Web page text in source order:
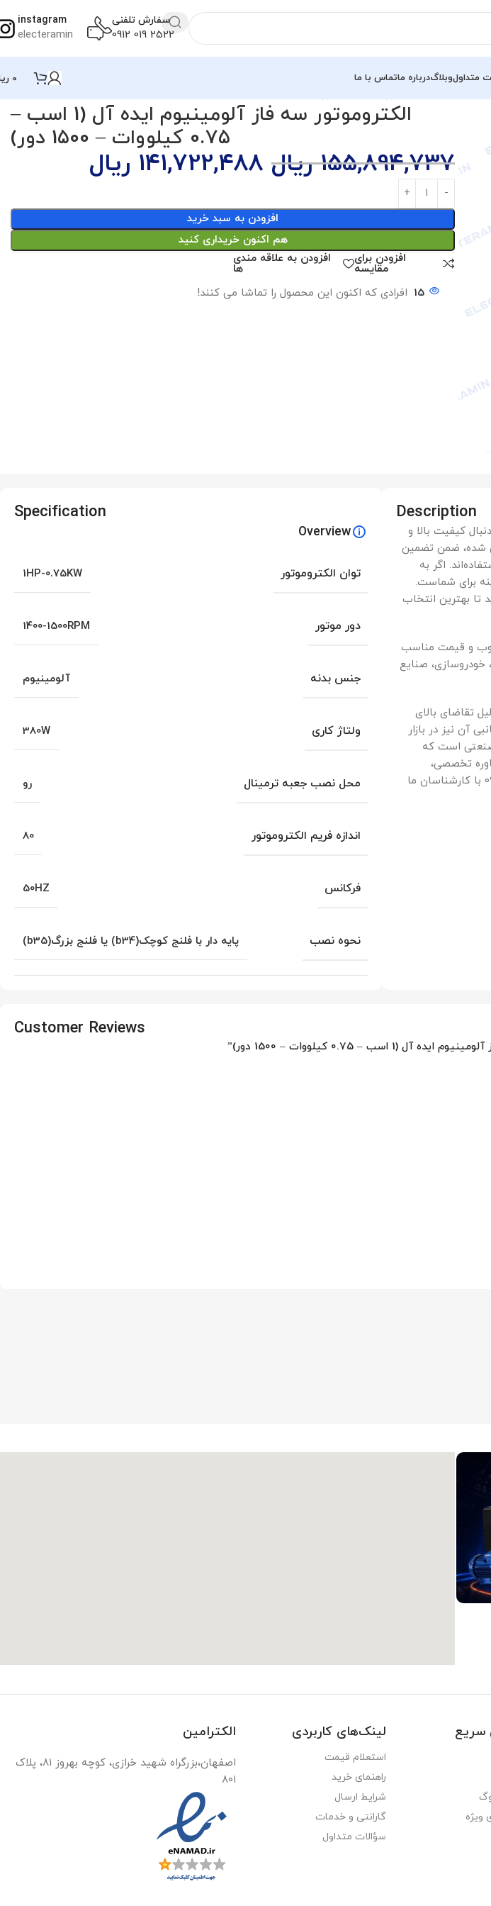
سفارش تلفنی
2522 019 0912
instagram
electeramin
متداولوبلاگدرباره ماتماس با ما 0
الکتروموتور سه فاز آلومینیوم ایده آل (1 اسب –
0.75 کیلووات – 1500 دور)
155,894,737 ریال 141,722,488 ریال
افزودن به سبد خرید
هم اکنون خریداری کنید
افزودن برای
مقایسه
افزودن به علاقه مندی
ها
15 افرادی که اکنون این محصول را تماشا می کنند!
Description
کیفیت بالا و
شده، ضمن تضمین
اگر به
برای شماست.
تا بهترین انتخاب
و قیمت مناسب
خودروسازی، صنایع
تقاضای بالای
آن نیز در بازار
صنعتی است که
تخصصی،
استعلام قیمت دقیق و خرید الکتروموتور ایده آل با شماره تلفن 09138808070 / 09120192522 با کارشناسان ما
Specification
Overview
توان الکتروموتور 1HP-0.75KW
دور موتور 1400-1500RPM
جنس بدنه آلومینیوم
ولتاژ کاری 380W
محل نصب جعبه ترمینال رو
اندازه فریم الکتروموتور 80
فرکانس 50HZ
نحوه نصب پایه دار با فلنج کوچک(b34) یا فلنج بزرگ(b35)
Customer Reviews
0.75 کیلووات – 1500 دور)”
سریع
ویژه
لینک‌های کاربردی
استعلام قیمت
راهنمای خرید
شرایط ارسال
گارانتی و خدمات
سؤالات متداول
الکترامین
اصفهان،بزرگراه شهید خرازی، کوچه بهروز ۸۱، پلاک
۸۰۱